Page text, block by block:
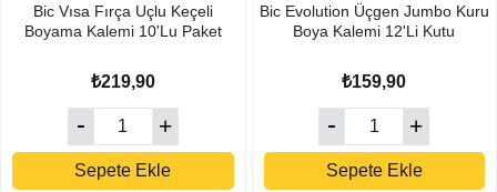
Bic Vısa Fırça Uçlu Keçeli
Boyama Kalemi 10'Lu Paket
₺219,90
Sepete Ekle
Bic Evolution Üçgen Jumbo Kuru
Boya Kalemi 12'Li Kutu
₺159,90
Sepete Ekle